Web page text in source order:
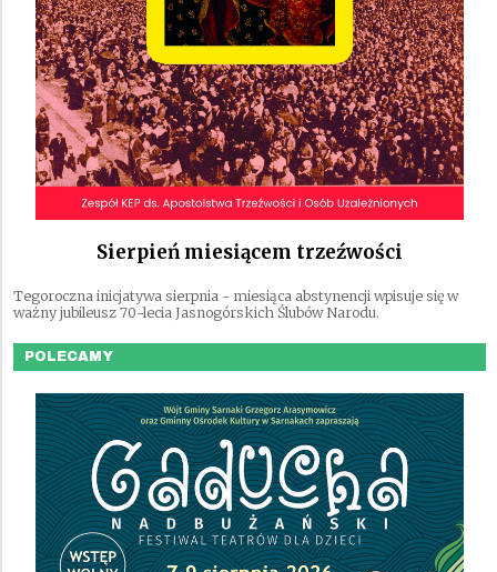
Sierpień miesiącem trzeźwości
Tegoroczna inicjatywa sierpnia - miesiąca abstynencji wpisuje się w
ważny jubileusz 70-lecia Jasnogórskich Ślubów Narodu.
POLECAMY